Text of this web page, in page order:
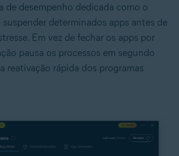
de desempenho dedicada como o
determinados apps antes de
Em vez de fechar os apps por
pausa os processos em segundo
reativação rápida dos programas